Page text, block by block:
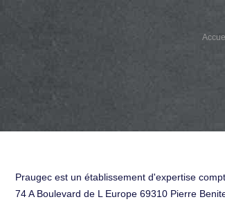
Praugec est un établissement d'expertise
74 A Boulevard de L Europe 69310 Pierre